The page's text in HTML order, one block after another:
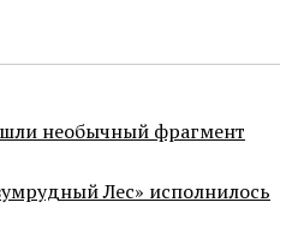
необычный фрагмент
Лес» исполнилось